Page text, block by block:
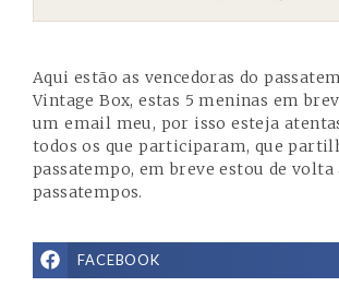
Aqui estão as vencedoras do
Vintage Box, estas 5 meninas em
um email meu, por isso esteja
todos os que participaram, que
passatempo, em breve estou de volta
passatempos.
FACEBOOK